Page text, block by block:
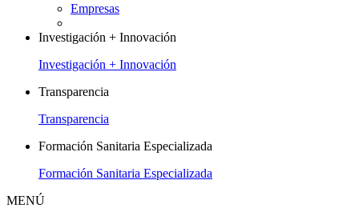
Empresas
Investigación + Innovación
Investigación + Innovación
Transparencia
Transparencia
Formación Sanitaria Especializada
Formación Sanitaria Especializada
MENÚ